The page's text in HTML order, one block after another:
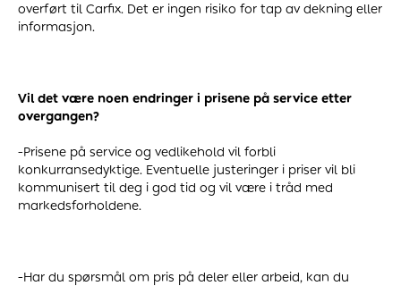
overført til Carfix. Det er ingen risiko for tap av dekning eller
informasjon.
Vil det være noen endringer i prisene på service etter
overgangen?
-Prisene på service og vedlikehold vil forbli
konkurransedyktige. Eventuelle justeringer i priser vil bli
kommunisert til deg i god tid og vil være i tråd med
markedsforholdene.
-Har du spørsmål om pris på deler eller arbeid, kan du